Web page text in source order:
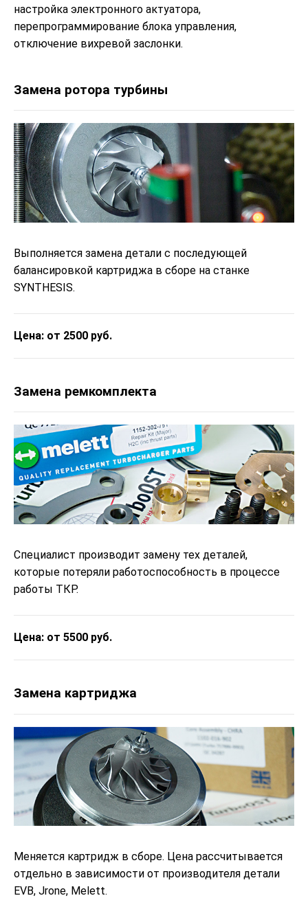
настройка электронного актуатора,
перепрограммирование блока управления,
отключение вихревой заслонки.
Замена ротора турбины
Выполняется замена детали с последующей
балансировкой картриджа в сборе на станке
SYNTHESIS.
Цена: от 2500 руб.
Замена ремкомплекта
Специалист производит замену тех деталей,
которые потеряли работоспособность в процессе
работы ТКР.
Цена: от 5500 руб.
Замена картриджа
Меняется картридж в сборе. Цена рассчитывается
отдельно в зависимости от производителя детали
EVB, Jrone, Melett.